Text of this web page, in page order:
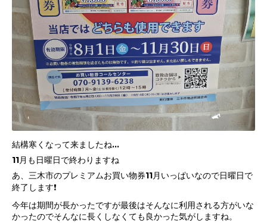
結構寒くなって来ましたね…
11月も日曜日で終わりますね
あ、三木市のプレミアムお買い物券11月いっぱいなので日曜日で
終了します❗
今年は期間が長かったですが最後はそんなに利用される方がいな
かったのでそんなに長くしなくても良かった気がしますね。